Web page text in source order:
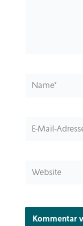
Mail-